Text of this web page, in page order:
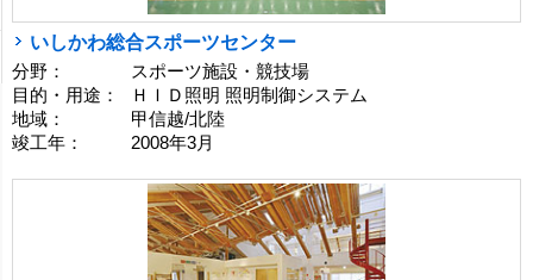
いしかわ総合スポーツセンター
分野：
スポーツ施設・競技場
目的・用途：
ＨＩＤ照明 照明制御システム
地域：
甲信越/北陸
竣工年：
2008年3月